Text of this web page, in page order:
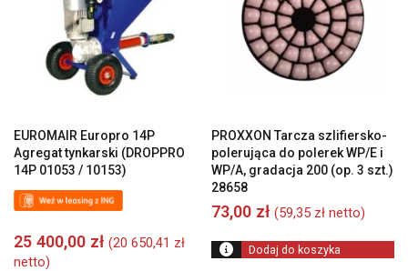
EUROMAIR Europro 14P
Agregat tynkarski (DROPPRO
14P 01053 / 10153)
25 400,00 zł (20 650,41 zł
netto)
PROXXON Tarcza szlifiersko-
polerująca do polerek WP/E i
WP/A, gradacja 200 (op. 3 szt.)
28658
73,00 zł (59,35 zł netto)
Dodaj do koszyka